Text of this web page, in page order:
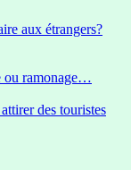
aux étrangers?
ou ramonage…
des touristes